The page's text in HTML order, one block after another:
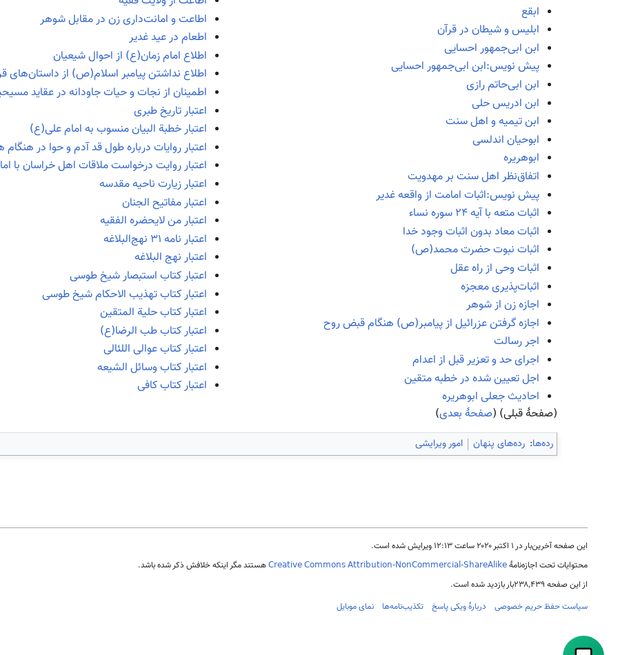
ابقع
ابلیس و شیطان در قرآن
ابن ابی‌جمهور احسایی
پیش نویس:ابن ابی‌جمهور احسایی
ابن ابی‌حاتم رازی
ابن ادریس حلی
ابن تیمیه و اهل سنت
ابوحیان اندلسی
ابوهریره
اتفاق‌نظر اهل سنت بر مهدویت
پیش نویس:اثبات امامت از واقعه غدیر
اثبات متعه با آیه ۲۴ سوره نساء
اثبات معاد بدون اثبات وجود خدا
اثبات نبوت حضرت محمد(ص)
اثبات وحی از راه عقل
اثبات‌پذیری معجزه
اجازه زن از شوهر
اجازه گرفتن عزرائیل از پیامبر(ص) هنگام قبض روح
اجر رسالت
اجرای حد و تعزیر قبل از اعدام
اجل تعیین شده در خطبه متقین
احادیث جعلی ابوهریره
اطاعت و امانت‌داری زن در مقابل شوهر
اطعام در عید غدیر
اطلاع امام زمان(ع) از احوال شیعیان
اطلاع نداشتن پیامبر اسلام(ص) از داستان‌های
اطمینان از نجات و حیات جاودانه در عقاید
اعتبار تاریخ طبری
اعتبار خطبة البیان منسوب به امام علی(ع)
اعتبار روایات درباره طول قد آدم و حوا در
اعتبار روایت درخواست ملاقات اهل خراسان با
اعتبار زیارت ناحیه مقدسه
اعتبار مفاتیح الجنان
اعتبار من لایحضره الفقیه
اعتبار نامه ۳۱ نهج‌البلاغه
اعتبار نهج البلاغه
اعتبار کتاب استبصار شیخ طوسی
اعتبار کتاب تهذیب الاحکام شیخ طوسی
اعتبار کتاب حلیة المتقین
اعتبار کتاب طب الرضا(ع)
اعتبار کتاب عوالی اللئالی
اعتبار کتاب وسائل الشیعه
اعتبار کتاب کافی
(صفحهٔ قبلی) (صفحهٔ بعدی)
رده‌ها: رده‌های پنهان امور ویرایشی
این صفحه آخرین‌بار در ‏۱ اکتبر ۲۰۲۰ ساعت ‏۱۲:۱۳ ویرایش شده است.
محتوایات تحت اجازه‌نامهٔCreative Commons Attribution-NonCommercial-ShareAlikeهستند مگر اینکه خلافش ذکر شده باشد.
از این صفحه ۲۳۸٬۴۳۹بار بازدید شده است.
سیاست حفظ حریم خصوصی
دربارهٔ ویکی پاسخ تکذیب‌نامه‌ها نمای موبایل